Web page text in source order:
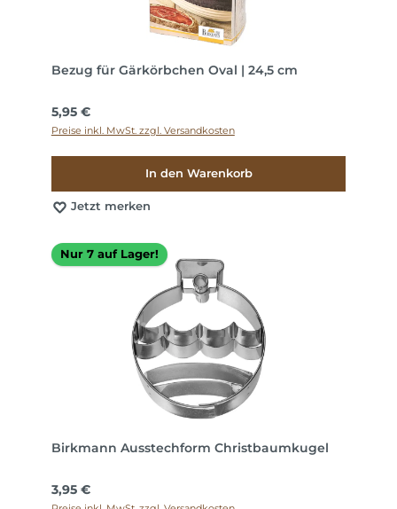
Bezug für Gärkörbchen Oval | 24,5 cm
Regulärer Preis:
5,95 €
Preise inkl. MwSt. zzgl. Versandkosten
In den Warenkorb
Jetzt merken
Nur 7 auf Lager!
Birkmann Ausstechform Christbaumkugel
Regulärer Preis:
3,95 €